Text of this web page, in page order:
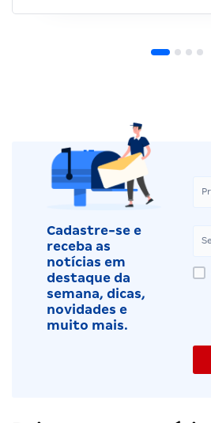
Cadastre-se e
receba as
notícias em
destaque da
semana, dicas,
novidades e
muito mais.